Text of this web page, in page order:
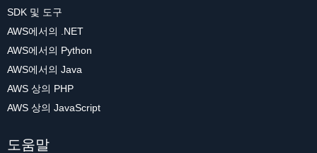
SDK 및 도구
AWS에서의 .NET
AWS에서의 Python
AWS에서의 Java
AWS 상의 PHP
AWS 상의 JavaScript
도움말